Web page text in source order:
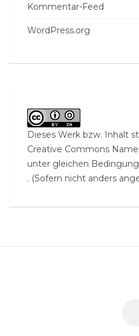
Kommentar-Feed
WordPress.org
Dieses Werk bzw. Inhalt
Creative Commons
unter gleichen
. (Sofern nicht anders